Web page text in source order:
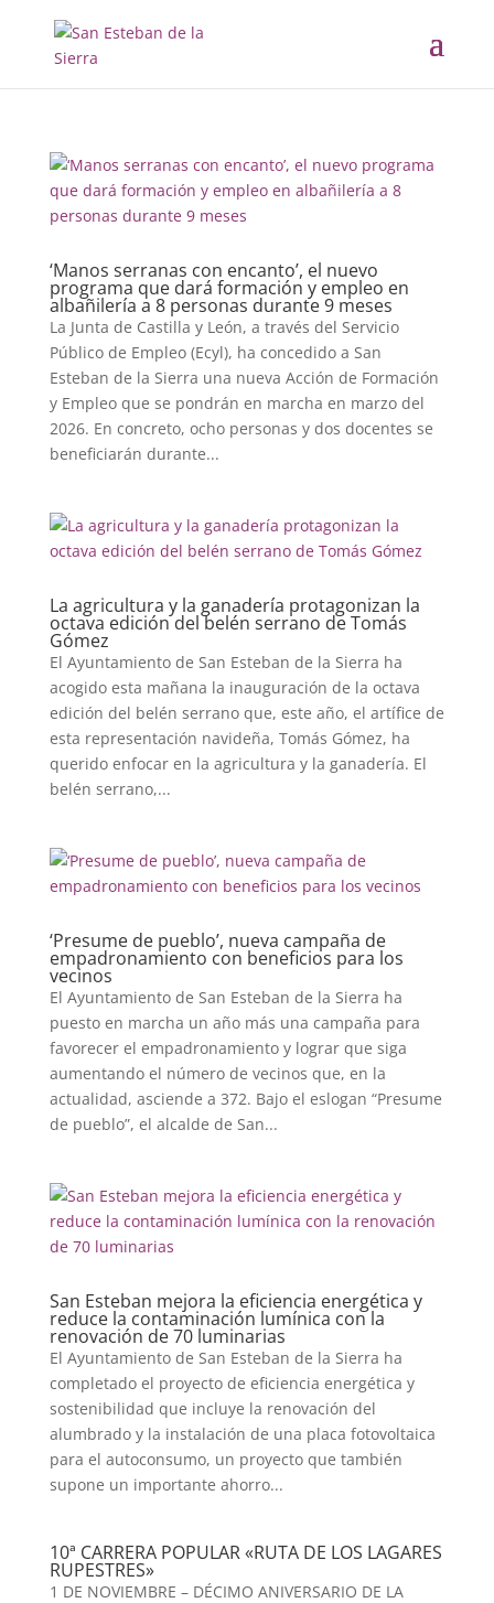
‘Manos serranas con encanto’, el nuevo
programa que dará formación y empleo en
albañilería a 8 personas durante 9 meses
La Junta de Castilla y León, a través del Servicio
Público de Empleo (Ecyl), ha concedido a San
Esteban de la Sierra una nueva Acción de Formación
y Empleo que se pondrán en marcha en marzo del
2026. En concreto, ocho personas y dos docentes se
beneficiarán durante...
La agricultura y la ganadería protagonizan la
octava edición del belén serrano de Tomás
Gómez
El Ayuntamiento de San Esteban de la Sierra ha
acogido esta mañana la inauguración de la octava
edición del belén serrano que, este año, el artífice de
esta representación navideña, Tomás Gómez, ha
querido enfocar en la agricultura y la ganadería. El
belén serrano,...
‘Presume de pueblo’, nueva campaña de
empadronamiento con beneficios para los
vecinos
El Ayuntamiento de San Esteban de la Sierra ha
puesto en marcha un año más una campaña para
favorecer el empadronamiento y lograr que siga
aumentando el número de vecinos que, en la
actualidad, asciende a 372. Bajo el eslogan “Presume
de pueblo”, el alcalde de San...
San Esteban mejora la eficiencia energética y
reduce la contaminación lumínica con la
renovación de 70 luminarias
El Ayuntamiento de San Esteban de la Sierra ha
completado el proyecto de eficiencia energética y
sostenibilidad que incluye la renovación del
alumbrado y la instalación de una placa fotovoltaica
para el autoconsumo, un proyecto que también
supone un importante ahorro...
10ª CARRERA POPULAR «RUTA DE LOS LAGARES
RUPESTRES»
1 DE NOVIEMBRE – DÉCIMO ANIVERSARIO DE LA